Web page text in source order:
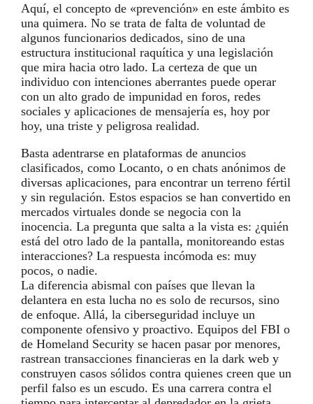
Aquí, el concepto de «prevención» en este ámbito es
una quimera. No se trata de falta de voluntad de
algunos funcionarios dedicados, sino de una
estructura institucional raquítica y una legislación
que mira hacia otro lado. La certeza de que un
individuo con intenciones aberrantes puede operar
con un alto grado de impunidad en foros, redes
sociales y aplicaciones de mensajería es, hoy por
hoy, una triste y peligrosa realidad.
Basta adentrarse en plataformas de anuncios
clasificados, como Locanto, o en chats anónimos de
diversas aplicaciones, para encontrar un terreno fértil
y sin regulación. Estos espacios se han convertido en
mercados virtuales donde se negocia con la
inocencia. La pregunta que salta a la vista es: ¿quién
está del otro lado de la pantalla, monitoreando estas
interacciones? La respuesta incómoda es: muy
pocos, o nadie.
La diferencia abismal con países que llevan la
delantera en esta lucha no es solo de recursos, sino
de enfoque. Allá, la ciberseguridad incluye un
componente ofensivo y proactivo. Equipos del FBI o
de Homeland Security se hacen pasar por menores,
rastrean transacciones financieras en la dark web y
construyen casos sólidos contra quienes creen que un
perfil falso es un escudo. Es una carrera contra el